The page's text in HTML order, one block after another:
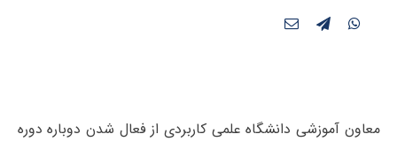
معاون آموزشی دانشگاه علمی کاربردی از فعال شدن دوباره دوره